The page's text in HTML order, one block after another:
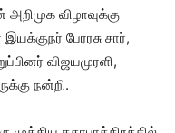
விழாவுக்கு
பேரரசு சார்,
விஜயமுரளி,
நன்றி.